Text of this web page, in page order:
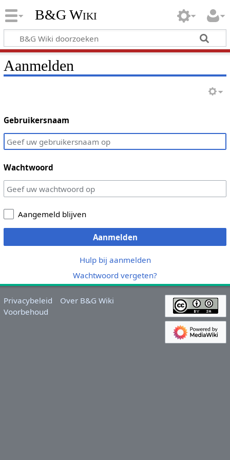
B&G Wiki
Aanmelden
Gebruikersnaam
Wachtwoord
Aangemeld blijven
Aanmelden
Hulp bij aanmelden
Wachtwoord vergeten?
Privacybeleid
Over B&G Wiki
Voorbehoud